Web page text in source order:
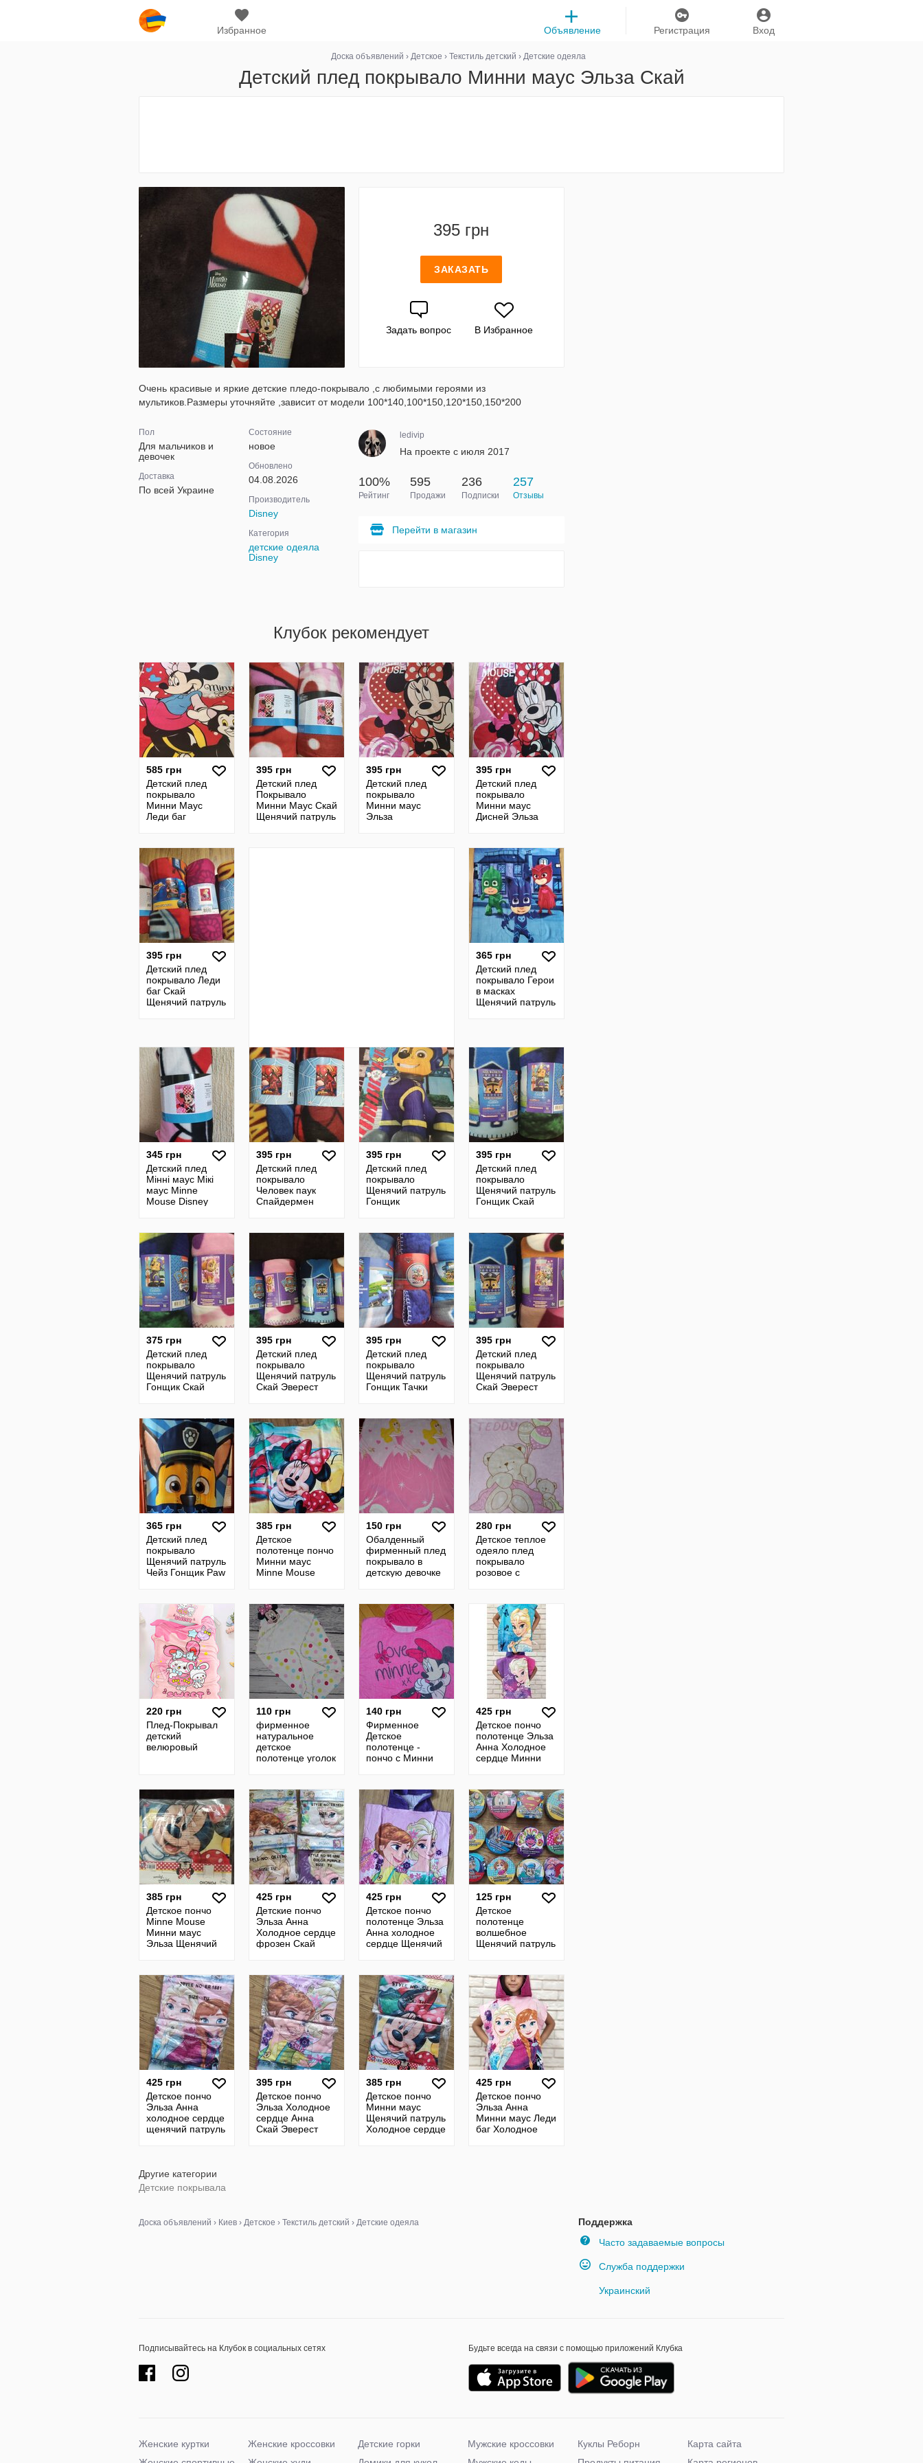
Избранное Вход
Регистрация
Объявление
Доска объявлений › Детское › Текстиль детский › Детские одеяла
Детский плед покрывало Минни маус Эльза Скай
395 грн
ЗАКАЗАТЬ
Задать вопрос В Избранное
Очень красивые и яркие детские пледо-покрывало ,с любимыми героями из
мультиков.Размеры уточняйте ,зависит от модели 100*140,100*150,120*150,150*200
Пол
Для мальчиков и
девочек
Доставка
По всей Украине
Состояние
новое
Обновлено
04.08.2026
Производитель
Disney
Категория
детские одеяла
Disney
ledivip
На проекте с июля 2017
100%
Рейтинг
595
Продажи
236
Подписки
257
Отзывы
Перейти в магазин
Клубок рекомендует
585 грн
Детский плед
покрывало
Минни Маус
Леди баг
Скай Эверест
395 грн
Детский плед
Покрывало
Минни Маус Скай
Щенячий патруль
395 грн
Детский плед
покрывало
Минни маус
Эльза
395 грн
Детский плед
покрывало
Минни маус
Дисней Эльза
395 грн
Детский плед
покрывало Леди
баг Скай
Щенячий патруль
365 грн
Детский плед
покрывало Герои
в масках
Щенячий патруль
345 грн
Детский плед
Мінні маус Мікі
маус Minne
Mouse Disney
395 грн
Детский плед
покрывало
Человек паук
Спайдермен
395 грн
Детский плед
покрывало
Щенячий патруль
Гонщик
395 грн
Детский плед
покрывало
Щенячий патруль
Гонщик Скай
375 грн
Детский плед
покрывало
Щенячий патруль
Гонщик Скай
395 грн
Детский плед
покрывало
Щенячий патруль
Скай Эверест
395 грн
Детский плед
покрывало
Щенячий патруль
Гонщик Тачки
395 грн
Детский плед
покрывало
Щенячий патруль
Скай Эверест
Тачки
365 грн
Детский плед
покрывало
Щенячий патруль
Чейз Гонщик Paw
385 грн
Детское
полотенце пончо
Минни маус
Minne Mouse
150 грн
Обалденный
фирменный плед
покрывало в
детскую девочке
280 грн
Детское теплое
одеяло плед
покрывало
розовое с
140х108 см
220 грн
Плед-Покрывал
детский
велюровый
110 грн
фирменное
натуральное
детское
полотенце уголок
Mouse
140 грн
Фирменное
Детское
полотенце -
пончо с Минни
425 грн
Детское пончо
полотенце Эльза
Анна Холодное
сердце Минни
Леди баг
385 грн
Детское пончо
Minne Mouse
Минни маус
Эльза Щенячий
425 грн
Детские пончо
Эльза Анна
Холодное сердце
фрозен Скай
425 грн
Детское пончо
полотенце Эльза
Анна холодное
сердце Щенячий
125 грн
Детское
полотенце
волшебное
Щенячий патруль
Дисней Тролли
История игрушек
Бетме
425 грн
Детское пончо
Эльза Анна
холодное сердце
щенячий патруль
395 грн
Детское пончо
Эльза Холодное
сердце Анна
Скай Эверест
385 грн
Детское пончо
Минни маус
Щенячий патруль
Холодное сердце
425 грн
Детское пончо
Эльза Анна
Минни маус Леди
баг Холодное
Другие категории
Детские покрывала
Поддержка
Часто задаваемые вопросы
Служба поддержки
Украинский
Доска объявлений › Киев › Детское › Текстиль детский › Детские одеяла
Подписывайтесь на Клубок в социальных сетях Будьте всегда на связи с помощью приложений Клубка
Женские куртки
Женские кроссовки
Детские горки
Мужские кроссовки
Куклы Реборн
Карта сайта